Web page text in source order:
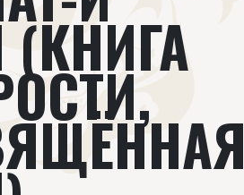
Подкасты
Видеолекторий